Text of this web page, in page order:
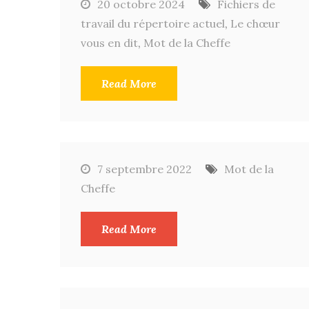
20 octobre 2024
Fichiers de
travail du répertoire actuel, Le chœur
vous en dit, Mot de la Cheffe
Read More
7 septembre 2022
Mot de la
Cheffe
Read More